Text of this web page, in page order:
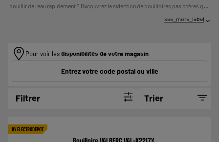
bouillir de l'eau rapidement ? Découvrez la sélection de bouilloires pas chères que
vous propose ELECTRO DEPOT. Votre bouilloire étant un objet destiné à trôner
REMBOURSEMENT AVANT DE VOUS ENGAGER.
see_more_label
Pour voir lesdisponibilités de votre magasin
Entrez votre code postal ou ville
Filtrer Trier
BY ELECTRODEPOT